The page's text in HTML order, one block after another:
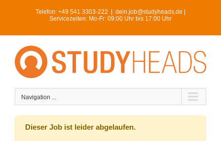
Telefon: +49 541 3303-222
dein.job@studyheads.de |
Servicezeiten: Mo-Fr: 09:00 Uhr bis 17:00 Uhr
Navigation ...
Dieser Job ist leider abgelaufen.